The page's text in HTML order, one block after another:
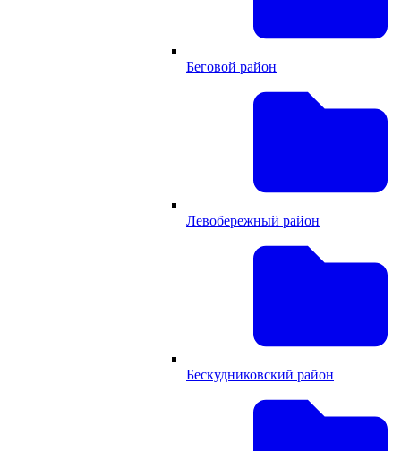
Беговой район
Левобережный район
Бескудниковский район